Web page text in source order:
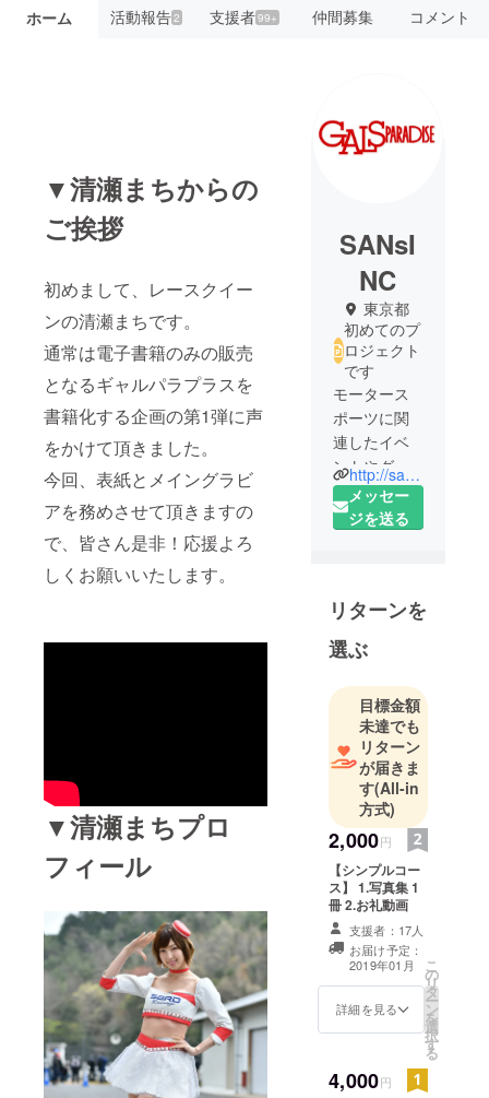
ホーム 活動報告2 支援者99+ 仲間募集 コメント
▼清瀬まちからの
ご挨拶
初めまして、レースクイー
ンの清瀬まちです。
通常は電子書籍のみの販売
となるギャルパラプラスを
書籍化する企画の第1弾に声
をかけて頂きました。
今回、表紙とメイングラビ
アを務めさせて頂きますの
で、皆さん是非！応援よろ
しくお願いいたします。
▼清瀬まちプロ
フィール
SANsI
NC
東京都
初めてのプ
ロジェクト
です
モータース
ポーツに関
連したイベ
ントやグッ
ズの販売。
その他、
様々な活動
をしていま
す。
今回初めて
のクラウド
ファンディ
ングでレー
スクイーン
写真集の実
現に挑戦し
ます
http://sans-inc.net/
メッセー
ジを送る
リターンを
選ぶ
目標金額
未達でも
リターン
が届きま
す(All-in
方式)
2,000円
【シンプルコー
ス】 1.写真集 1
冊 2.お礼動画
支援者：17人
お届け予定：
2019年01月
詳細を見る
こ
の
リ
タ
ー
ン
を
選
択
す
る
4,000円